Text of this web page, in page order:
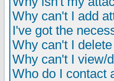
Why can't I add
I've got the
Why can't I
Why can't I view/
Who do I contact